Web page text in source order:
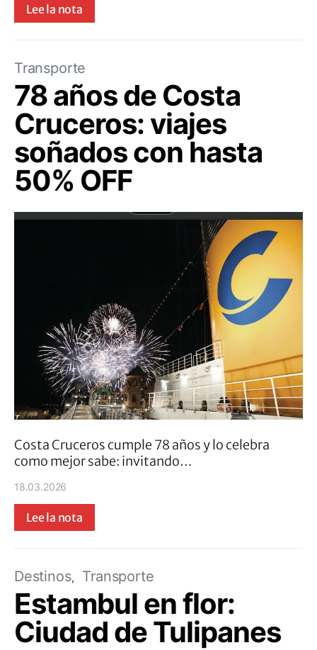
Lee la nota
Transporte
78 años de Costa
Cruceros: viajes
soñados con hasta
50% OFF
Costa Cruceros cumple 78 años y lo celebra
como mejor sabe: invitando…
18.03.2026
Lee la nota
Destinos Transporte
Estambul en flor:
Ciudad de Tulipanes